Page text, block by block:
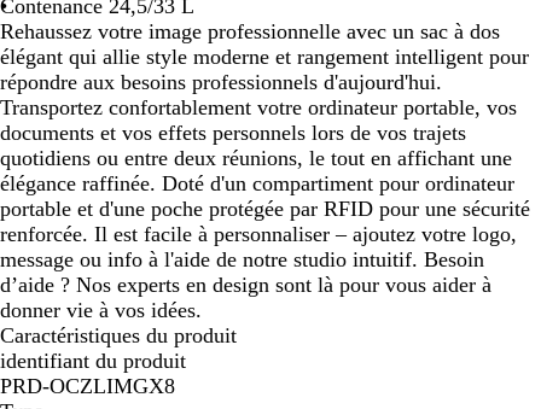
Contenance 24,5/33 L
Rehaussez votre image professionnelle avec un sac à dos
élégant qui allie style moderne et rangement intelligent pour
répondre aux besoins professionnels d'aujourd'hui.
Transportez confortablement votre ordinateur portable, vos
documents et vos effets personnels lors de vos trajets
quotidiens ou entre deux réunions, le tout en affichant une
élégance raffinée. Doté d'un compartiment pour ordinateur
portable et d'une poche protégée par RFID pour une sécurité
renforcée. Il est facile à personnaliser – ajoutez votre logo,
message ou info à l'aide de notre studio intuitif. Besoin
d’aide ? Nos experts en design sont là pour vous aider à
donner vie à vos idées.
Caractéristiques du produit
identifiant du produit
PRD-OCZLIMGX8